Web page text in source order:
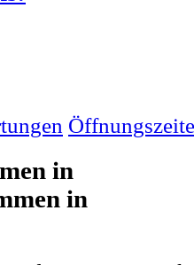
in